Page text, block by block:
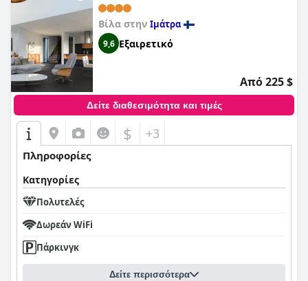
Βίλα στην Ιμάτρα
9,6 Εξαιρετικό
Από 225 $
Δείτε διαθεσιμότητα και τιμές
$ +3
Πληροφορίες
Κατηγορίες
Πολυτελές
Δωρεάν WiFi
Πάρκινγκ
Δείτε περισσότερα